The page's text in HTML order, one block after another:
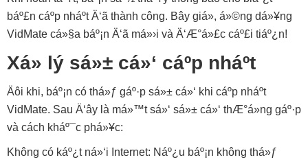
báº£n cáº­p nháº­t Ä‘ã thành công. Bây giá», á»©ng dá»¥ng
VidMate cá»§a báº¡n Ä‘ã má»›i và Ä‘Æ°á»£c cáº£i tiáº¿n!
Xá»­ lý sá»± cá»‘ cáº­p nháº­t
Äôi khi, báº¡n có thá»ƒ gáº·p sá»± cá»‘ khi cáº­p nháº­t
VidMate. Sau Ä‘ây là má»™t sá»‘ sá»± cá»‘ thÆ°á»ng gáº·p
và cách kháº¯c phá»¥c:
Không có káº¿t ná»‘i Internet: Náº¿u báº¡n không thá»ƒ